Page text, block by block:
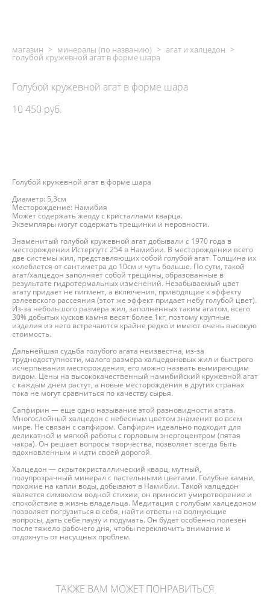
магазин > минералы (по названию) > агат и халцедон >
голубой кружевной агат в форме шара
Голубой кружевной агат в форме шара
10 450 pуб.
Голубой кружевной агат в форме шара
Диаметр: 5,3см
Месторождение: Намибия
Может содержать жеоду с кристаллами кварца.
Экземпляры могут содержать трещинки и неровности.
Знаменитый голубой кружевной агат добывали с 1970 года в
месторождении Истерпутс 254 в Намибии. В месторождении всего
две системы жил, представляющих собой голубой агат. Толщина их
колеблется от сантиметра до 10см и чуть больше. По сути, такой
агат/халцедон заполняет собой трещины, образованные в
результате гидротермальных изменений. Незабываемый цвет
агату придает не пигмент, а включения, приводящие к эффекту
рэлеевского рассеяния (этот же эффект придает небу голубой цвет).
Из-за небольшого размера жил, заполненных таким агатом, всего
30% добытых кусков камня весят более 1кг, поэтому крупные
изделия из него встречаются крайне редко и имеют очень высокую
стоимость.
Дальнейшая судьба голубого агата неизвестна, из-за
труднодоступности, малого размера халцедоновых жил и быстрого
исчерпывания месторождения, его можно назвать вымирающим
видом. Цены на высококачественный намибийский кружевной агат
с каждым днем растут, а новые месторождения в других странах
пока не могут сравниться по качеству сырья.
Сапфирин — еще одно называние этой разновидности агата.
Многослойный халцедон с небесным цветом знаменит во всем
мире. Не связан с сапфиром. Сапфирин идеально подходит для
деликатной и мягкой работы с горловым энергоцентром (пятая
чакра). Он решает вопросы творчества, позволяет всегда быть
вдохновленным и идти своей дорогой.
Халцедон — скрытокристаллический кварц, мутный,
полупрозрачный минерал с пастельными цветами. Голубые камни,
похожие на капли воды, добывают в Намибии. Такой халцедон
является символом водной стихии, он приносит умиротворение и
спокойствие в жизнь владельца. Медитация с голубым халцедоном
позволяет погрузиться в себя, найти ответы на волнующие
вопросы, дать себе паузу и подумать. Он будет особенно полезен
после тяжело рабочего дня, чтобы переключить внимание и
отдохнуть от насущных проблем.
ТАКЖЕ ВАМ МОЖЕТ ПОНРАВИТЬСЯ